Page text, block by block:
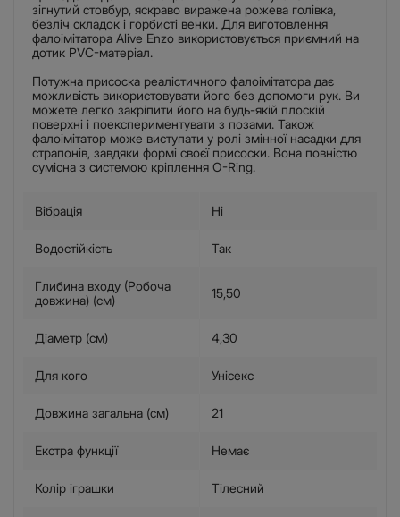
зігнутий стовбур, яскраво виражена рожева голівка,
безліч складок і горбисті венки. Для виготовлення
фалоімітатора Alive Enzo використовується приємний на
дотик PVC-матеріал.
Потужна присоска реалістичного фалоімітатора дає
можливість використовувати його без допомоги рук. Ви
можете легко закріпити його на будь-якій плоскій
поверхні і поекспериментувати з позами. Також
фалоімітатор може виступати у ролі змінної насадки для
страпонів, завдяки формі своєї присоски. Вона повністю
сумісна з системою кріплення O-Ring.
Вібрація Ні
Водостійкість Так
Глибина входу (Робоча
довжина) (см)
15,50
Діаметр (см) 4,30
Для кого Унісекс
Довжина загальна (см) 21
Екстра функції Немає
Колір іграшки Тілесний